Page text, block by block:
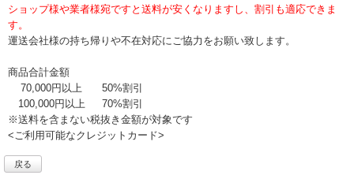
ショップ様や業者様宛ですと送料が安くなりますし、割引も適応できま
す。
運送会社様の持ち帰りや不在対応にご協力をお願い致します。
商品合計金額
70,000円以上
50%割引
100,000円以上
70%割引
※送料を含まない税抜き金額が対象です
<ご利用可能なクレジットカード>
戻る